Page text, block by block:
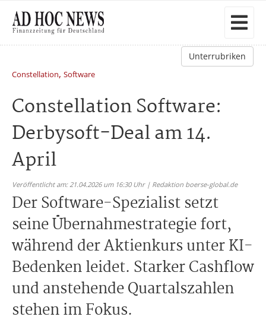
Unterrubriken
Constellation, Software
Constellation Software:
Derbysoft-Deal am 14.
April
Veröffentlicht am: 21.04.2026 um 16:30 Uhr | Redaktion boerse-global.de
Der Software-Spezialist setzt
seine Übernahmestrategie fort,
während der Aktienkurs unter KI-
Bedenken leidet. Starker Cashflow
und anstehende Quartalszahlen
stehen im Fokus.